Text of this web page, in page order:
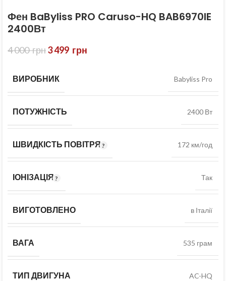
Фен BaByliss PRO Caruso-HQ BAB6970IE
2400Вт
4 000грн3 499 грн
ВИРОБНИК Babyliss Pro
ПОТУЖНІСТЬ 2400 Вт
ШВИДКІСТЬ ПОВІТРЯ 172 км/год
ІОНІЗАЦІЯ Так
ВИГОТОВЛЕНО в Італії
ВАГА 535 грам
ТИП ДВИГУНА AC-HQ